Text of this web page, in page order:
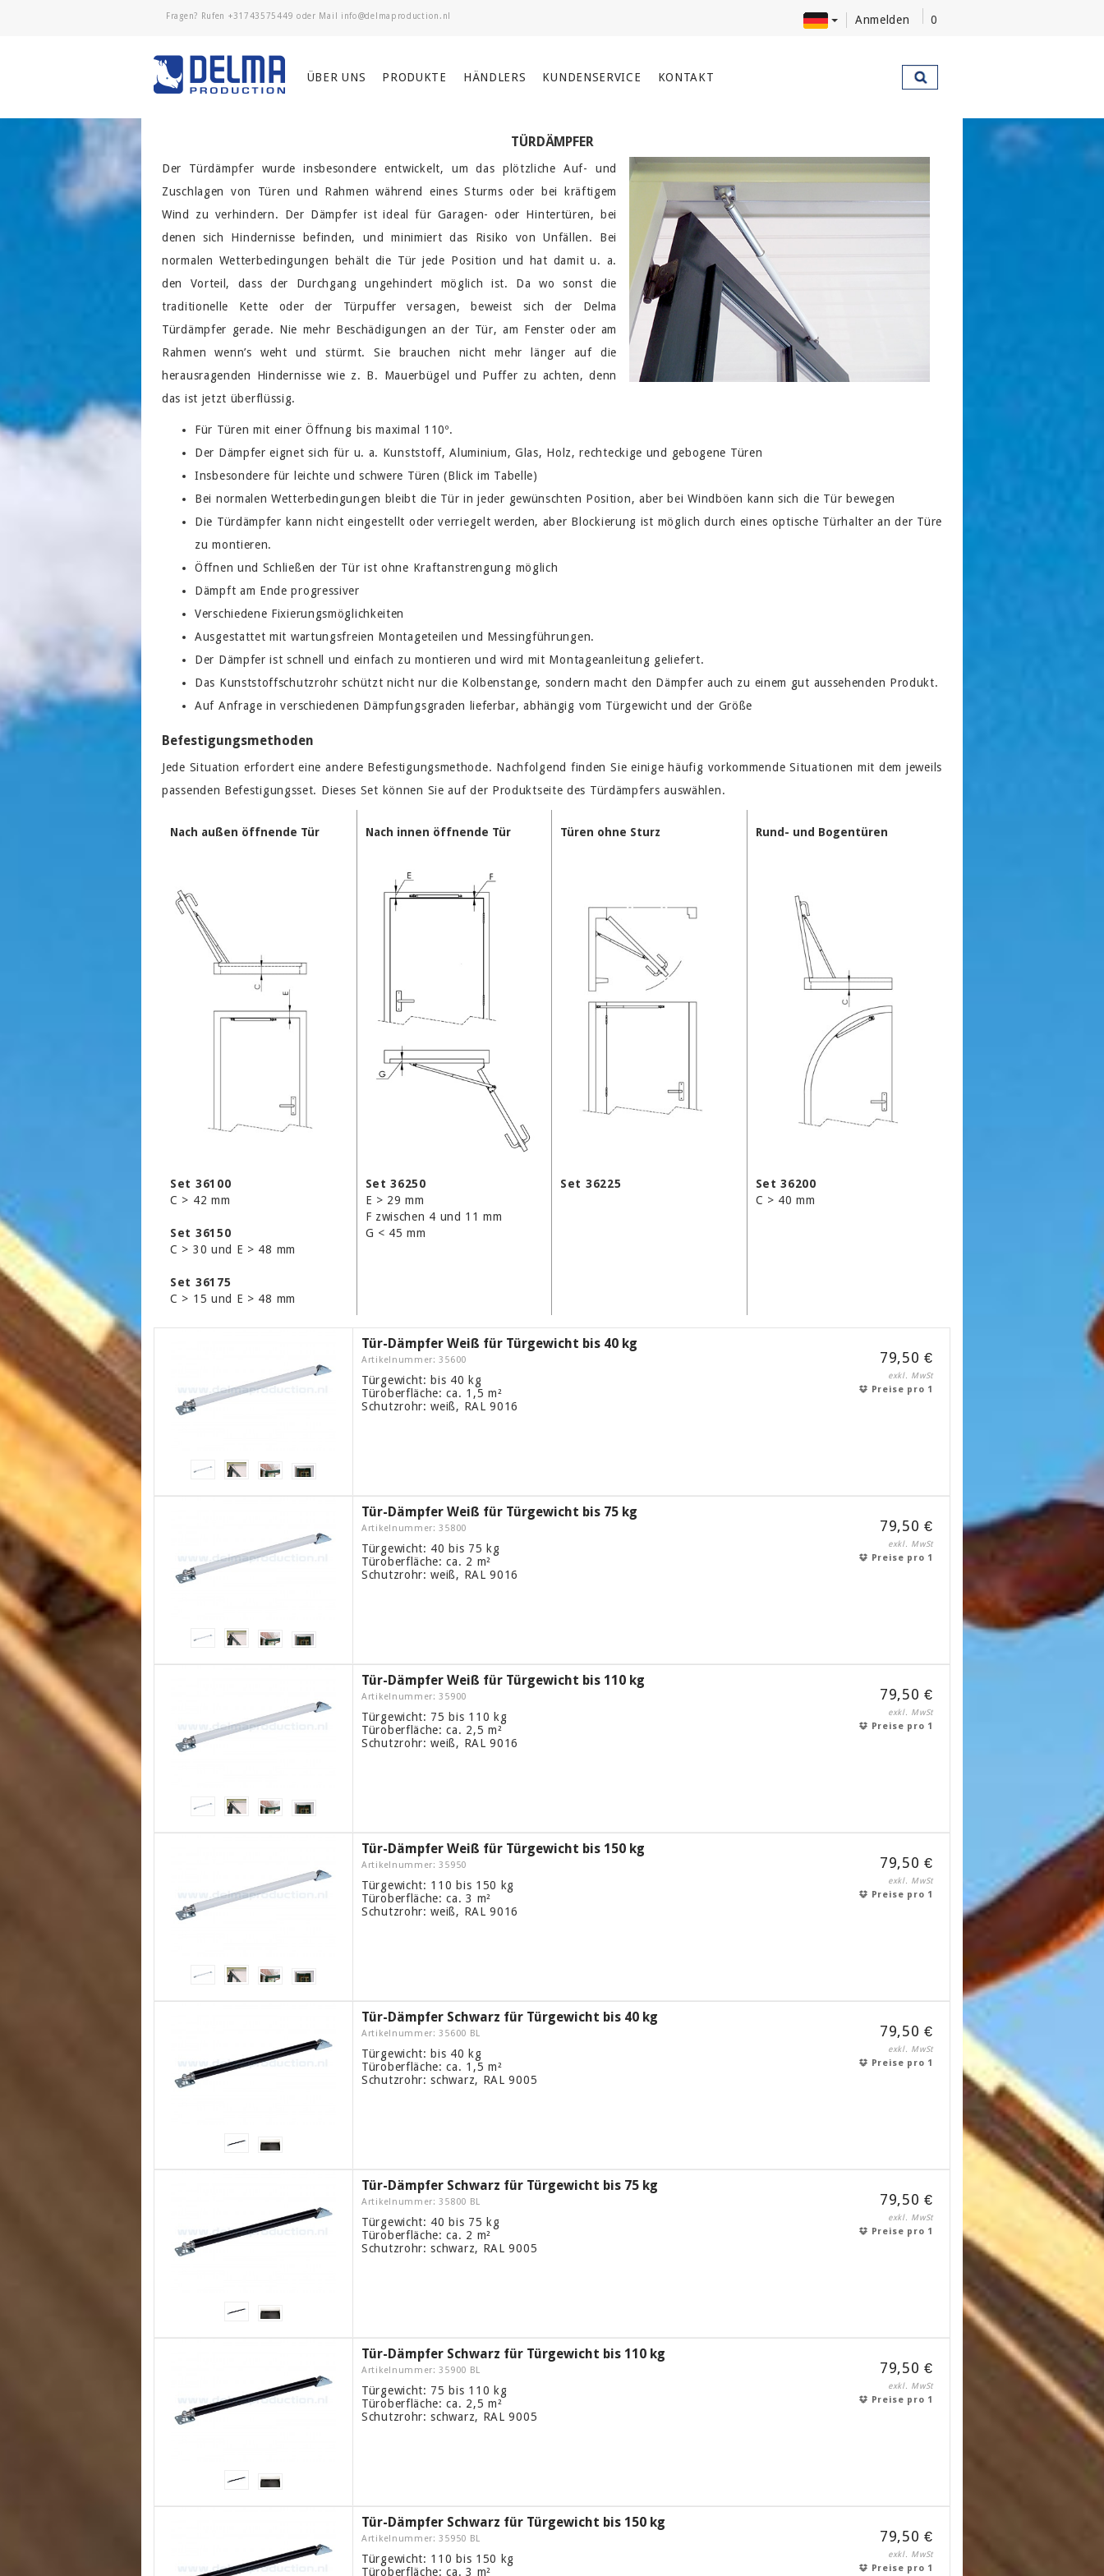
Fragen? Rufen +31743575449 oder Mail Anmelden 0
ÜBER UNS PRODUKTE HÄNDLERS KUNDENSERVICE KONTAKT
TÜRDÄMPFER
Der Türdämpfer wurde insbesondere entwickelt, um das plötzliche Auf- und
Zuschlagen von Türen und Rahmen während eines Sturms oder bei kräftigem
Wind zu verhindern. Der Dämpfer ist ideal für Garagen- oder Hintertüren, bei
denen sich Hindernisse befinden, und minimiert das Risiko von Unfällen. Bei
normalen Wetterbedingungen behält die Tür jede Position und hat damit u. a.
den Vorteil, dass der Durchgang ungehindert möglich ist. Da wo sonst die
traditionelle Kette oder der Türpuffer versagen, beweist sich der Delma
Türdämpfer gerade. Nie mehr Beschädigungen an der Tür, am Fenster oder am
Rahmen wenn’s weht und stürmt. Sie brauchen nicht mehr länger auf die
herausragenden Hindernisse wie z. B. Mauerbügel und Puffer zu achten, denn
das ist jetzt überflüssig.
Für Türen mit einer Öffnung bis maximal 110º.
Der Dämpfer eignet sich für u. a. Kunststoff, Aluminium, Glas, Holz, rechteckige und gebogene Türen
Insbesondere für leichte und schwere Türen (Blick im Tabelle)
Bei normalen Wetterbedingungen bleibt die Tür in jeder gewünschten Position, aber bei Windböen kann sich die Tür bewegen
Die Türdämpfer kann nicht eingestellt oder verriegelt werden, aber Blockierung ist möglich durch eines optische Türhalter an der Türe
zu montieren.
Öffnen und Schließen der Tür ist ohne Kraftanstrengung möglich
Dämpft am Ende progressiver
Verschiedene Fixierungsmöglichkeiten
Ausgestattet mit wartungsfreien Montageteilen und Messingführungen.
Der Dämpfer ist schnell und einfach zu montieren und wird mit Montageanleitung geliefert.
Das Kunststoffschutzrohr schützt nicht nur die Kolbenstange, sondern macht den Dämpfer auch zu einem gut aussehenden Produkt.
Auf Anfrage in verschiedenen Dämpfungsgraden lieferbar, abhängig vom Türgewicht und der Größe
Befestigungsmethoden
Jede Situation erfordert eine andere Befestigungsmethode. Nachfolgend finden Sie einige häufig vorkommende Situationen mit dem jeweils
passenden Befestigungsset. Dieses Set können Sie auf der Produktseite des Türdämpfers auswählen.
Nach außen öffnende Tür
Set 36100
C > 42 mm
Set 36150
C > 30 und E > 48 mm
Set 36175
C > 15 und E > 48 mm
Nach innen öffnende Tür
Set 36250
E > 29 mm
F zwischen 4 und 11 mm
G < 45 mm
Türen ohne Sturz
Set 36225
Rund- und Bogentüren
Set 36200
C > 40 mm
Tür-Dämpfer Weiß für Türgewicht bis 40 kg
Artikelnummer: 35600
Türgewicht: bis 40 kg
Türoberfläche: ca. 1,5 m²
Schutzrohr: weiß, RAL 9016
79,50 €
exkl. MwSt
Preise pro 1
Tür-Dämpfer Weiß für Türgewicht bis 75 kg
Artikelnummer: 35800
Türgewicht: 40 bis 75 kg
Türoberfläche: ca. 2 m²
Schutzrohr: weiß, RAL 9016
79,50 €
exkl. MwSt
Preise pro 1
Tür-Dämpfer Weiß für Türgewicht bis 110 kg
Artikelnummer: 35900
Türgewicht: 75 bis 110 kg
Türoberfläche: ca. 2,5 m²
Schutzrohr: weiß, RAL 9016
79,50 €
exkl. MwSt
Preise pro 1
Tür-Dämpfer Weiß für Türgewicht bis 150 kg
Artikelnummer: 35950
Türgewicht: 110 bis 150 kg
Türoberfläche: ca. 3 m²
Schutzrohr: weiß, RAL 9016
79,50 €
exkl. MwSt
Preise pro 1
Tür-Dämpfer Schwarz für Türgewicht bis 40 kg
Artikelnummer: 35600 BL
Türgewicht: bis 40 kg
Türoberfläche: ca. 1,5 m²
Schutzrohr: schwarz, RAL 9005
79,50 €
exkl. MwSt
Preise pro 1
Tür-Dämpfer Schwarz für Türgewicht bis 75 kg
Artikelnummer: 35800 BL
Türgewicht: 40 bis 75 kg
Türoberfläche: ca. 2 m²
Schutzrohr: schwarz, RAL 9005
79,50 €
exkl. MwSt
Preise pro 1
Tür-Dämpfer Schwarz für Türgewicht bis 110 kg
Artikelnummer: 35900 BL
Türgewicht: 75 bis 110 kg
Türoberfläche: ca. 2,5 m²
Schutzrohr: schwarz, RAL 9005
79,50 €
exkl. MwSt
Preise pro 1
Tür-Dämpfer Schwarz für Türgewicht bis 150 kg
Artikelnummer: 35950 BL
Türgewicht: 110 bis 150 kg
Türoberfläche: ca. 3 m²
79,50 €
exkl. MwSt
Preise pro 1